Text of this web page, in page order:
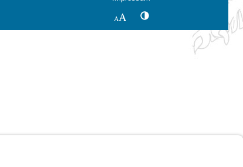
SchriftgrößeKontrastwechsel